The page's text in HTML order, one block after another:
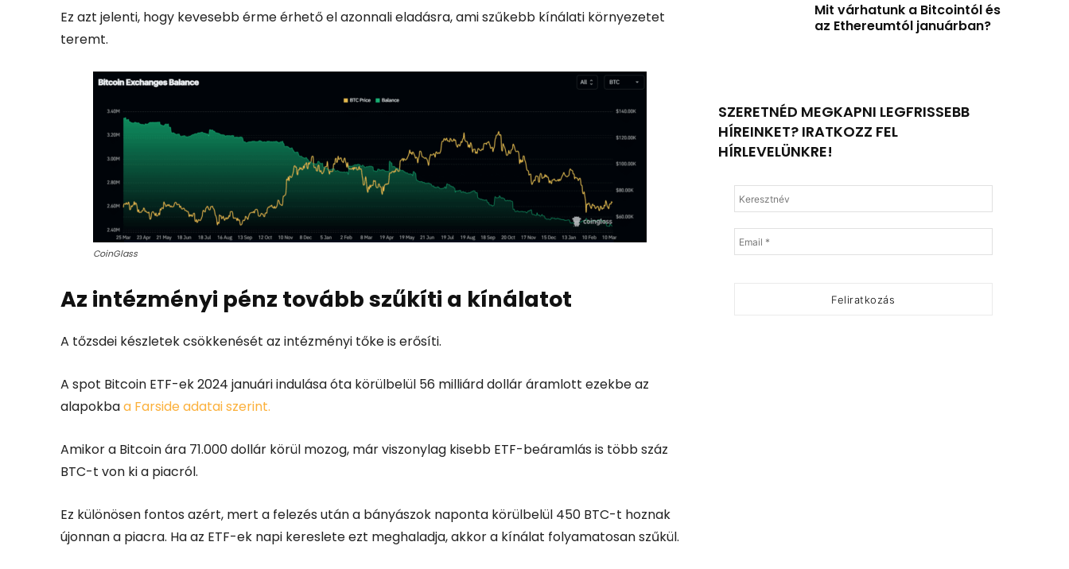
Ez azt jelenti, hogy kevesebb érme érhető el azonnali eladásra, ami szűkebb kínálati környezetet
teremt.
CoinGlass
Az intézményi pénz tovább szűkíti a kínálatot
A tőzsdei készletek csökkenését az intézményi tőke is erősíti.
A spot Bitcoin ETF-ek 2024 januári indulása óta körülbelül 56 milliárd dollár áramlott ezekbe az
alapokbaa Farside adatai szerint.
Amikor a Bitcoin ára 71.000 dollár körül mozog, már viszonylag kisebb ETF-beáramlás is több száz
BTC-t von ki a piacról.
Ez különösen fontos azért, mert a felezés után a bányászok naponta körülbelül 450 BTC-t hoznak
újonnan a piacra. Ha az ETF-ek napi kereslete ezt meghaladja, akkor a kínálat folyamatosan szűkül.
Mit várhatunk a Bitcointól és
az Ethereumtól januárban?
SZERETNÉD MEGKAPNI LEGFRISSEBB
HÍREINKET? IRATKOZZ FEL
HÍRLEVELÜNKRE!